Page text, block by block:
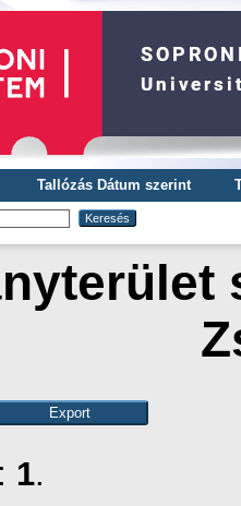
Tallózás Dátum szerint
1.